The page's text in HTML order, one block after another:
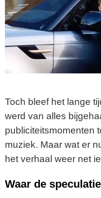
Toch bleef het lange
werd van alles
publiciteitsmomenten
muziek. Maar wat er
het verhaal weer net
Waar de